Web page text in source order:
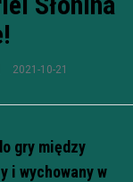
2021-10-21
gry między
i wychowany w